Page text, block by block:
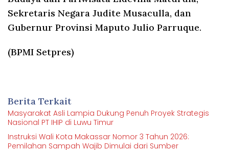
Sekretaris Negara Judite Musaculla, dan
Gubernur Provinsi Maputo Julio Parruque.
(BPMI Setpres)
Berita Terkait
Masyarakat Asli Lampia Dukung Penuh Proyek Strategis
Nasional PT IHIP di Luwu Timur
Instruksi Wali Kota Makassar Nomor 3 Tahun 2026:
Pemilahan Sampah Wajib Dimulai dari Sumber